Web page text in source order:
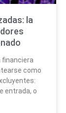
la
como
entrada, o